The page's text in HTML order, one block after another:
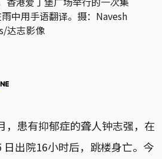
中用手语翻译。摄：Navesh
达志影像
，患有抑郁症的聋人钟志强，在
日出院16小时后，跳楼身亡。今